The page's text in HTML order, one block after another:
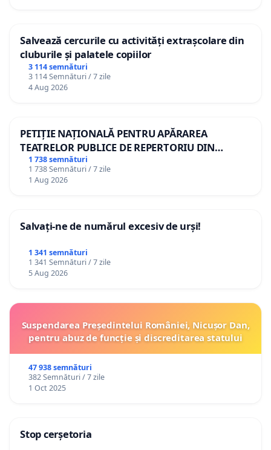
Salvează cercurile cu activități extrașcolare din
cluburile și palatele copiilor
3 114 semnături
3 114 Semnături / 7 zile
4 Aug 2026
PETIȚIE NAȚIONALĂ PENTRU APĂRAREA
TEATRELOR PUBLICE DE REPERTORIU DIN
ROMÂNIA
1 738 semnături
1 738 Semnături / 7 zile
1 Aug 2026
Salvați-ne de numărul excesiv de urși!
1 341 semnături
1 341 Semnături / 7 zile
5 Aug 2026
Suspendarea Președintelui României, Nicușor Dan,
pentru abuz de funcție și discreditarea statului
47 938 semnături
382 Semnături / 7 zile
1 Oct 2025
Stop cerșetoria